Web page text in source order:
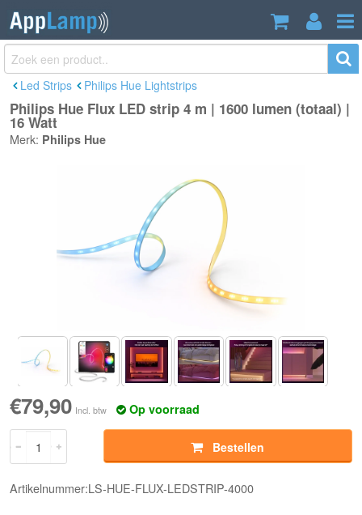
Philips Hue Flux LED strip 4 m | 1600
lumen (totaal) | 16 Watt
€79,90
Led Strips Philips Hue Lightstrips
Philips Hue Flux LED strip 4 m | 1600 lumen (totaal) |
16 Watt
Merk: Philips Hue
€79,90 Incl. btw Op voorraad
Bestellen
Artikelnummer:LS-HUE-FLUX-LEDSTRIP-4000